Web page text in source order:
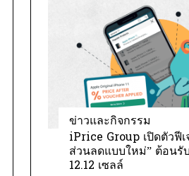
ข่าวและกิจกรรม
iPrice Group เปิดตัวฟีเ
ส่วนลดแบบใหม่” ต้อนรั
12.12 เซลล์